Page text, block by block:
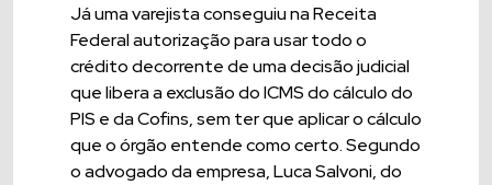
Já uma varejista conseguiu na Receita
Federal autorização para usar todo o
crédito decorrente de uma decisão judicial
que libera a exclusão do ICMS do cálculo do
PIS e da Cofins, sem ter que aplicar o cálculo
que o órgão entende como certo. Segundo
o advogado da empresa, Luca Salvoni, do